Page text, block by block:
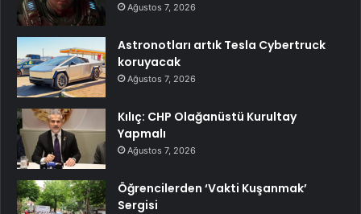
Ağustos 7, 2026
Astronotları artık Tesla Cybertruck
koruyacak
Ağustos 7, 2026
Kılıç: CHP Olağanüstü Kurultay
Yapmalı
Ağustos 7, 2026
Öğrencilerden ‘Vakti Kuşanmak’
Sergisi